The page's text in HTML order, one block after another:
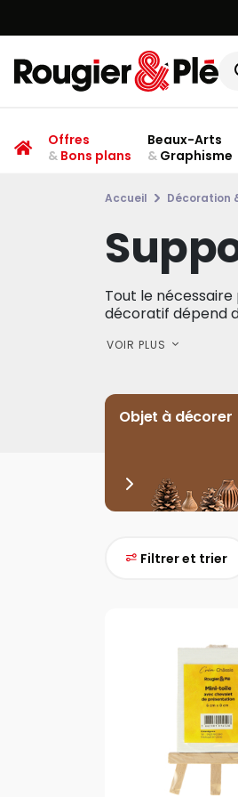
Offres
&Bons plans
Beaux-Arts
&Graphisme
Accueil Décoration
Tout le
décoratif dépend
VOIR PLUS
Objet à décorer
Filtrer et trier